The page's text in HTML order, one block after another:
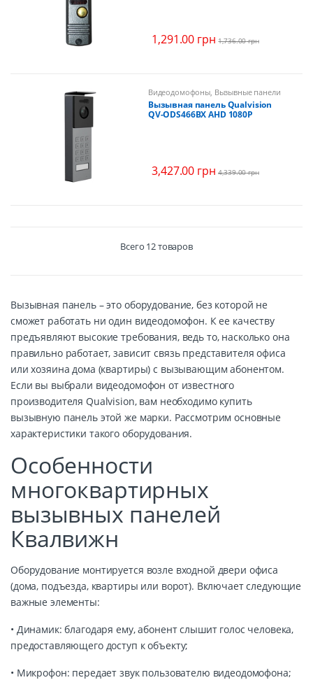
1,291.00 грн 1,736.00грн
Видеодомофоны, Вызывные панели
Вызывная панель Qualvision
QV-ODS466BX AHD 1080P
3,427.00 грн 4,339.00грн
Всего 12 товаров
Вызывная панель – это оборудование, без которой не
сможет работать ни один видеодомофон. К ее качеству
предъявляют высокие требования, ведь то, насколько она
правильно работает, зависит связь представителя офиса
или хозяина дома (квартиры) с вызывающим абонентом.
Если вы выбрали видеодомофон от известного
производителя Qualvision, вам необходимо купить
вызывную панель этой же марки. Рассмотрим основные
характеристики такого оборудования.
Особенности
многоквартирных
вызывных панелей
Квалвижн
Оборудование монтируется возле входной двери офиса
(дома, подъезда, квартиры или ворот). Включает следующие
важные элементы:
• Динамик: благодаря ему, абонент слышит голос человека,
предоставляющего доступ к объекту;
• Микрофон: передает звук пользователю видеодомофона;